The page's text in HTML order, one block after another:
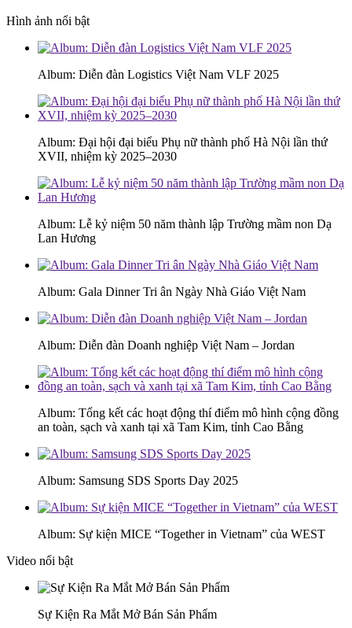
Hình ảnh nổi bật
Album: Diễn đàn Logistics Việt Nam VLF 2025
Album: Đại hội đại biểu Phụ nữ thành phố Hà Nội lần thứ
XVII, nhiệm kỳ 2025–2030
Album: Lễ kỷ niệm 50 năm thành lập Trường mầm non Dạ
Lan Hương
Album: Gala Dinner Tri ân Ngày Nhà Giáo Việt Nam
Album: Diễn đàn Doanh nghiệp Việt Nam – Jordan
Album: Tổng kết các hoạt động thí điểm mô hình cộng đồng
an toàn, sạch và xanh tại xã Tam Kim, tỉnh Cao Bằng
Album: Samsung SDS Sports Day 2025
Album: Sự kiện MICE “Together in Vietnam” của WEST
Video nổi bật
Sự Kiện Ra Mắt Mở Bán Sản Phẩm